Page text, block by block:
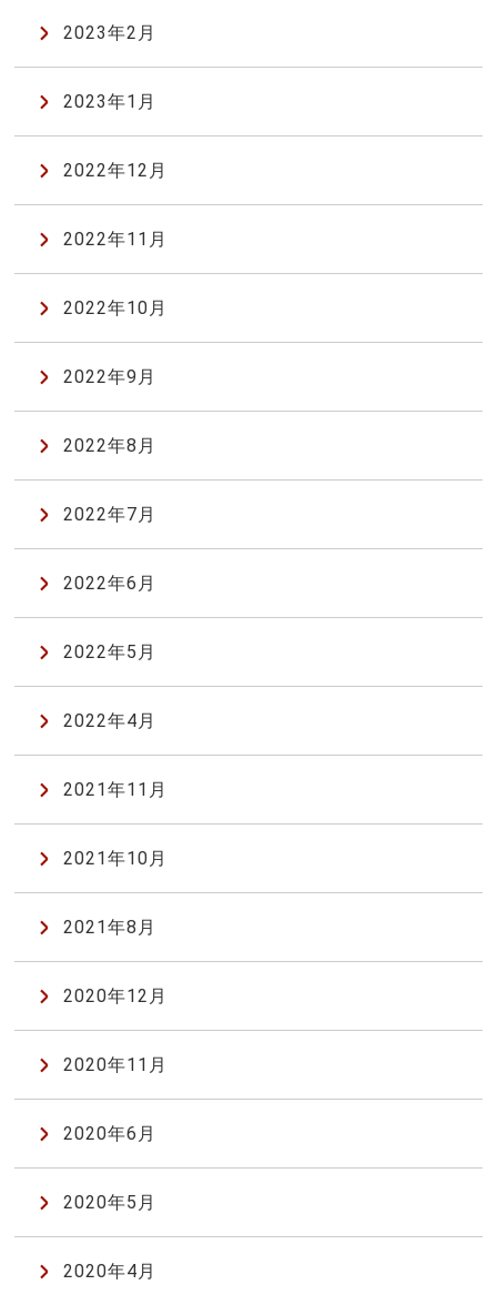
2023年2月
2023年1月
2022年12月
2022年11月
2022年10月
2022年9月
2022年8月
2022年7月
2022年6月
2022年5月
2022年4月
2021年11月
2021年10月
2021年8月
2020年12月
2020年11月
2020年6月
2020年5月
2020年4月